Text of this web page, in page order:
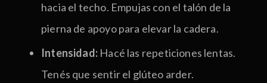
hacia el techo. Empujas con el talón de la
pierna de apoyo para elevar la cadera.
Intensidad:Hacé las repeticiones lentas.
Tenés que sentir el glúteo arder.